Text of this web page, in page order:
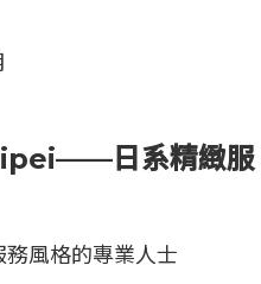
日系精緻服
風格的專業人士